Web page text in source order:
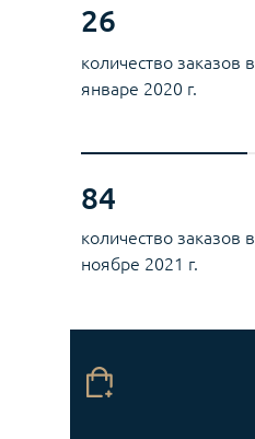
26
84
количество заказов в
январе 2020 г.
количество заказов в
ноябре 2021 г.